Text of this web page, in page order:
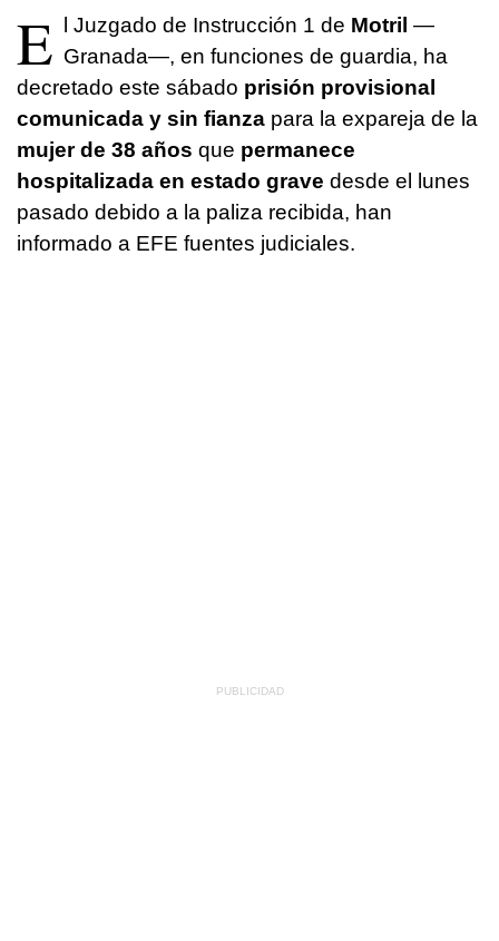
E l Juzgado de Instrucción 1 de Motril —
Granada—, en funciones de guardia, ha
decretado este sábado prisión provisional
comunicada y sin fianza para la expareja de la
mujer de 38 años que permanece
hospitalizada en estado grave desde el lunes
pasado debido a la paliza recibida, han
informado a EFE fuentes judiciales.